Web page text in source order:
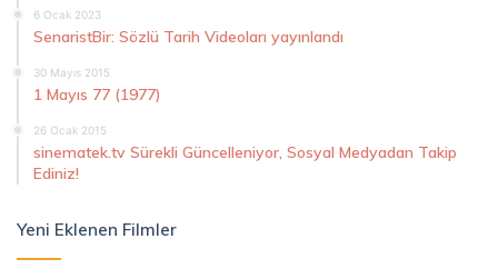
6 Ocak 2023
SenaristBir: Sözlü Tarih Videoları yayınlandı
30 Mayıs 2015
1 Mayıs 77 (1977)
26 Ocak 2015
sinematek.tv Sürekli Güncelleniyor, Sosyal Medyadan Takip
Ediniz!
Yeni Eklenen Filmler